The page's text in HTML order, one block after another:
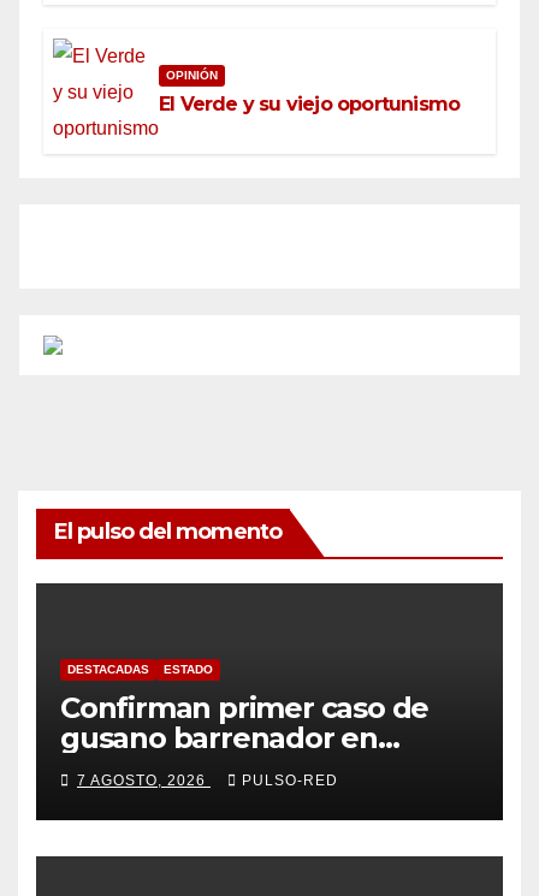
OPINIÓN
El Verde y su viejo oportunismo
El pulso del momento
DESTACADAS ESTADO
Confirman primer caso de
gusano barrenador en
humano en Tlaxcala
7 AGOSTO, 2026 PULSO-RED